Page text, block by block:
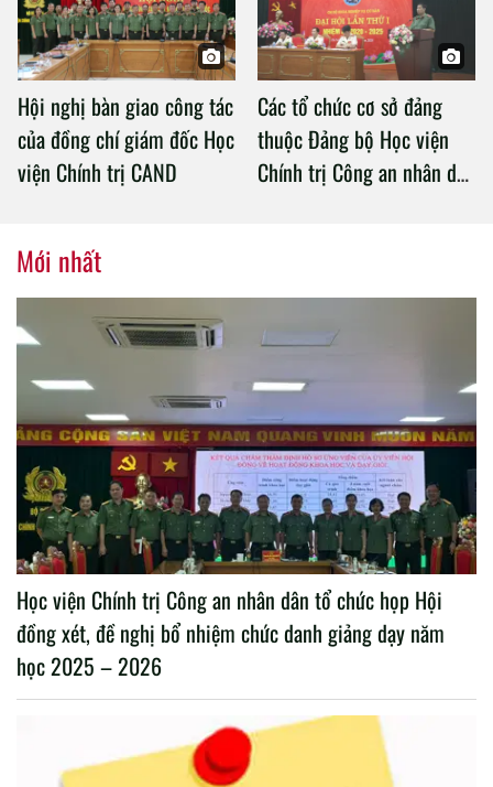
Hội nghị bàn giao công tác
của đồng chí giám đốc Học
viện Chính trị CAND
Các tổ chức cơ sở đảng
thuộc Đảng bộ Học viện
Chính trị Công an nhân dân
Mới nhất
Học viện Chính trị Công an nhân dân tổ chức họp Hội
đồng xét, đề nghị bổ nhiệm chức danh giảng dạy năm
học 2025 – 2026